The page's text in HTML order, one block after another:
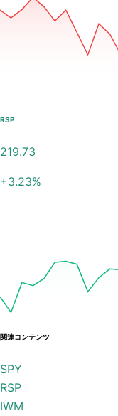
RSP
219.73
+3.23%
関連コンテンツ
SPY
RSP
IWM